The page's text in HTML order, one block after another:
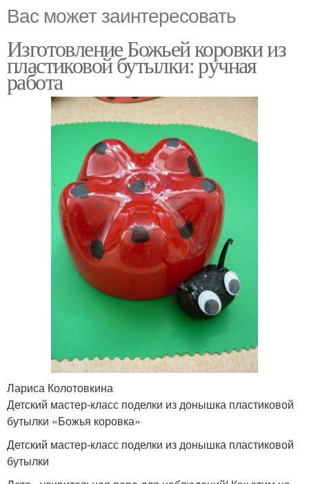
Вас может заинтересовать
Изготовление Божьей коровки из
пластиковой бутылки: ручная
работа
Лариса Колотовкина
Детский мастер-класс поделки из донышка пластиковой
бутылки «Божья коровка»
Детский мастер-класс поделки из донышка пластиковой
бутылки